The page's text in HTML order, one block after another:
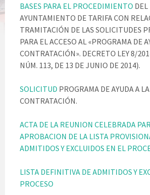
BASES PARA EL PROCEDIMIENTO DEL
AYUNTAMIENTO DE TARIFA CON
TRAMITACIÓN DE LAS SOLICITUDES
PARA EL ACCESO AL «PROGRAMA DE
CONTRATACIÓN». DECRETO LEY 8/
NÚM. 113, DE 13 DE JUNIO DE 2014).
SOLICITUD PROGRAMA DE AYUDA A LA
CONTRATACIÓN.
ACTA DE LA REUNION CELEBRADA
APROBACION DE LA LISTA
ADMITIDOS Y EXCLUIDOS EN EL
LISTA DEFINITIVA DE ADMITIDOS Y
PROCESO